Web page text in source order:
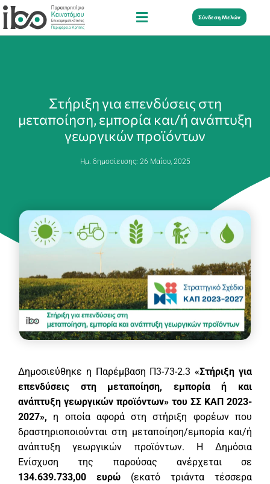
Σύνδεση Μελών
Στήριξη για επενδύσεις στη
μεταποίηση, εμπορία και/ή ανάπτυξη
γεωργικών προϊόντων
Ημ. δημοσίευσης: 26 Μαΐου, 2025
Δημοσιεύθηκε η Παρέμβαση Π3-73-2.3«Στήριξη για
επενδύσεις στη μεταποίηση, εμπορία ή και
ανάπτυξη γεωργικών προϊόντων» του ΣΣ ΚΑΠ 2023-
2027», η οποία αφορά στη στήριξη φορέων που
δραστηριοποιούνται στη μεταποίηση/εμπορία και/ή
ανάπτυξη γεωργικών προϊόντων. Η Δημόσια
Ενίσχυση της παρούσας ανέρχεται σε
134.639.733,00 ευρώ (εκατό τριάντα τέσσερα